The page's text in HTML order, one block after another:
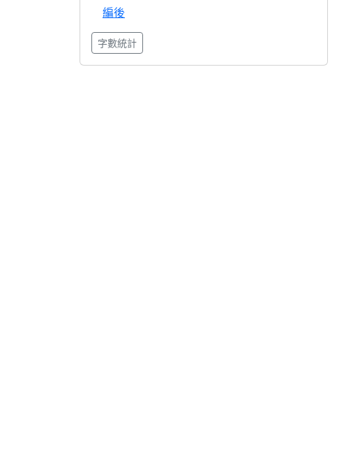
編後
字數統計